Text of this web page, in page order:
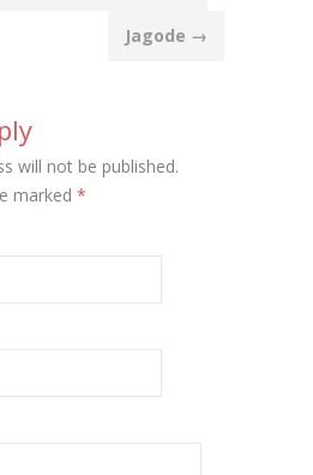
Jagode →
will not be published.
marked *